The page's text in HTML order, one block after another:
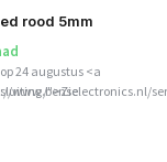
">Zie
rood 5mm
24 augustus <a
www.benselectronics.nl/